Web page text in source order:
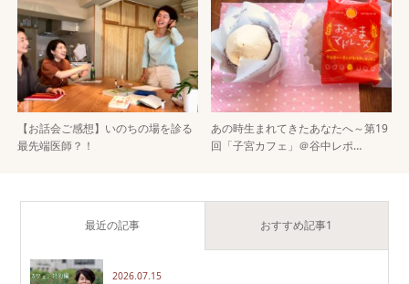
【お話会ご感想】いのちの場を診る
最先端医師？！
あの時生まれてきたあなたへ～第19
回「子宮カフェ」＠谷中レポ…
最近の記事 おすすめ記事1
2026.07.15